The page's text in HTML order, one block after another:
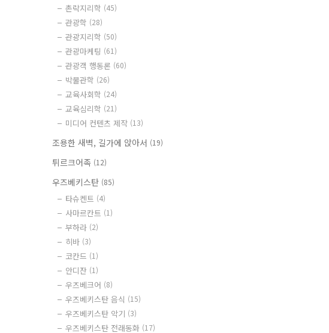
촌락지리학 (45)
관광학 (28)
관광지리학 (50)
관광마케팅 (61)
관광객 행동론 (60)
박물관학 (26)
교육사회학 (24)
교육심리학 (21)
미디어 컨텐츠 제작 (13)
조용한 새벽, 길가에 앉아서 (19)
튀르크어족 (12)
우즈베키스탄 (85)
타슈켄트 (4)
사마르칸트 (1)
부하라 (2)
히바 (3)
코칸드 (1)
안디잔 (1)
우즈베크어 (8)
우즈베키스탄 음식 (15)
우즈베키스탄 악기 (3)
우즈베키스탄 전래동화 (17)